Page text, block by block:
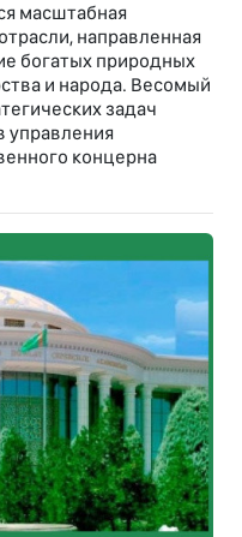
масштабная
направленная
богатых природных
и народа. Весомый
задач
управления
концерна